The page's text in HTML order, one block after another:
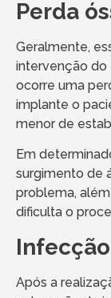
Perda
Geralmente,
intervenção do
ocorre uma
implante o
menor de
Em
surgimento de
problema,
dificulta o
Infecção
Após a